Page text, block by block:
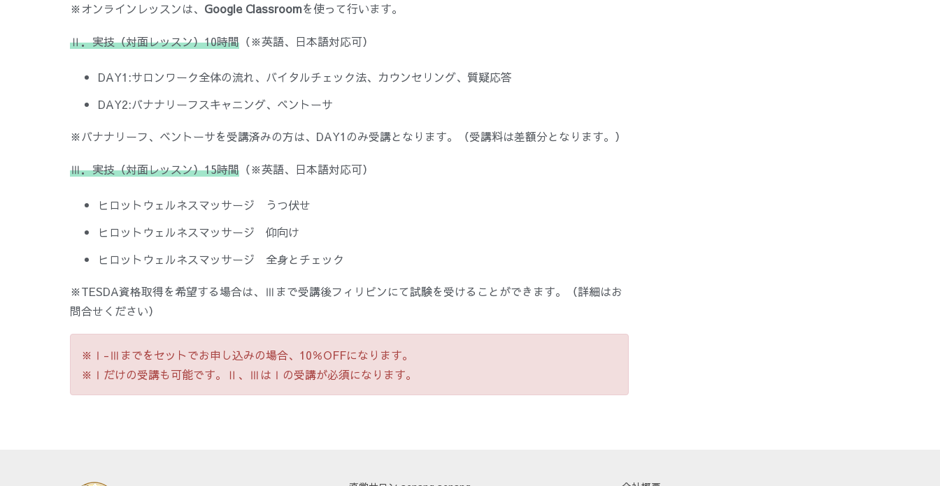
※オンラインレッスンは、 Google Classroomを使って行います。
Ⅱ．実技（対面レッスン）10時間 （※英語、日本語対応可）
DAY1:サロンワーク全体の流れ、バイタルチェック法、カウンセリング、質疑応答
DAY2:バナナリーフスキャニング、ベントーサ
※バナナリーフ、ベントーサを受講済みの方は、DAY1のみ受講となります。（受講料は差額分となります。）
Ⅲ．実技（対面レッスン）15時間 （※英語、日本語対応可）
ヒロットウェルネスマッサージ うつ伏せ
ヒロットウェルネスマッサージ 仰向け
ヒロットウェルネスマッサージ 全身とチェック
※TESDA資格取得を希望する場合は、Ⅲまで受講後フィリピンにて試験を受けることができます。（詳細はお
問合せください）
※Ⅰ-Ⅲまでをセットでお申し込みの場合、10％OFFになります。
※Ⅰだけの受講も可能です。Ⅱ、ⅢはⅠの受講が必須になります。